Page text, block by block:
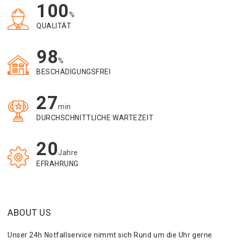
100%
QUALITÄT
98%
BESCHÄDIGUNGSFREI
27min
DURCHSCHNITTLICHE WARTEZEIT
20Jahre
EFRAHRUNG
ABOUT US
Unser 24h Notfallservice nimmt sich Rund um die Uhr gerne